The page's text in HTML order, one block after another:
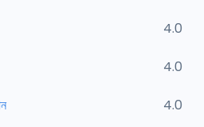
4.0
4.0
4.0